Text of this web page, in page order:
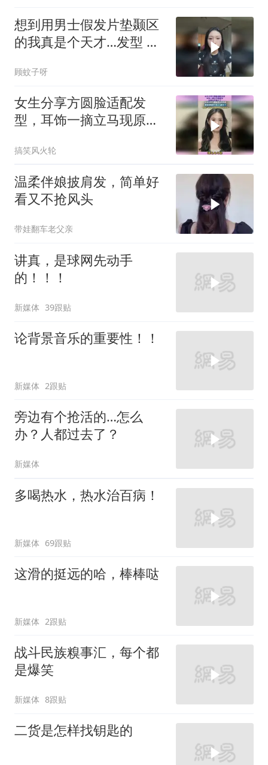
想到用男士假发片垫颞区
的我真是个天才…发型 头
顾蚊子呀
女生分享方圆脸适配发
型，耳饰一摘立马现原
搞笑风火轮
温柔伴娘披肩发，简单好
看又不抢风头
带娃翻车老父亲
讲真，是球网先动手
的！！！
新媒体 39跟贴
论背景音乐的重要性！！
新媒体 2跟贴
旁边有个抢活的…怎么
办？人都过去了？
新媒体
多喝热水，热水治百病！
新媒体 69跟贴
这滑的挺远的哈，棒棒哒
新媒体 2跟贴
战斗民族糗事汇，每个都
是爆笑
新媒体 8跟贴
二货是怎样找钥匙的